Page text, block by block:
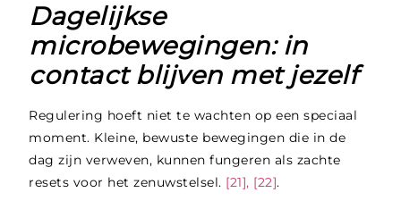
Dagelijkse
microbewegingen: in
contact blijven met jezelf
Regulering hoeft niet te wachten op een speciaal
moment. Kleine, bewuste bewegingen die in de
dag zijn verweven, kunnen fungeren als zachte
resets voor het zenuwstelsel. [21], [22].